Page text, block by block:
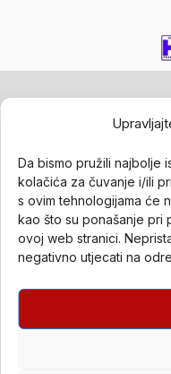
Da bismo pružili najbolje
kolačića za čuvanje i/ili
s ovim tehnologijama će
kao što su ponašanje pri
ovoj web stranici.
negativno utjecati na